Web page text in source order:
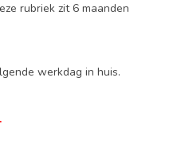
rubriek zit 6 maanden
werkdag in huis.